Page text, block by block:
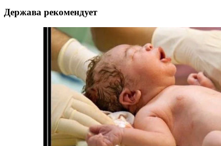
Держава рекомендует